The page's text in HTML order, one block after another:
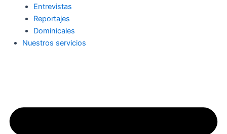
Entrevistas
Reportajes
Dominicales
Nuestros servicios